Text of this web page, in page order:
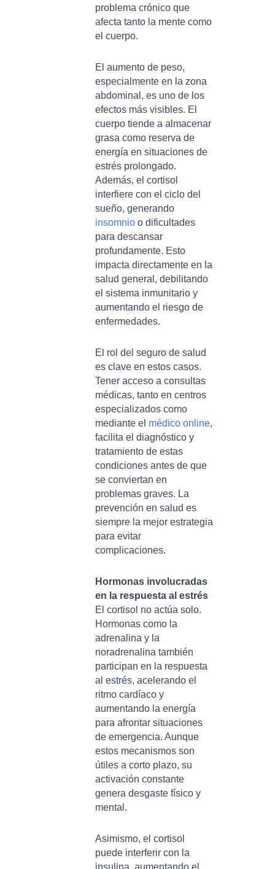
problema crónico que
afecta tanto la mente como
el cuerpo.
El aumento de peso,
especialmente en la zona
abdominal, es uno de los
efectos más visibles. El
cuerpo tiende a almacenar
grasa como reserva de
energía en situaciones de
estrés prolongado.
Además, el cortisol
interfiere con el ciclo del
sueño, generando
insomnio o dificultades
para descansar
profundamente. Esto
impacta directamente en la
salud general, debilitando
el sistema inmunitario y
aumentando el riesgo de
enfermedades.
El rol del seguro de salud
es clave en estos casos.
Tener acceso a consultas
médicas, tanto en centros
especializados como
mediante el médico online,
facilita el diagnóstico y
tratamiento de estas
condiciones antes de que
se conviertan en
problemas graves. La
prevención en salud es
siempre la mejor estrategia
para evitar
complicaciones.
Hormonas involucradas
en la respuesta al estrés
El cortisol no actúa solo.
Hormonas como la
adrenalina y la
noradrenalina también
participan en la respuesta
al estrés, acelerando el
ritmo cardíaco y
aumentando la energía
para afrontar situaciones
de emergencia. Aunque
estos mecanismos son
útiles a corto plazo, su
activación constante
genera desgaste físico y
mental.
Asimismo, el cortisol
puede interferir con la
insulina, aumentando el